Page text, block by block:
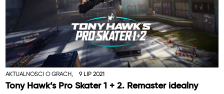
AKTUALNOŚCI O GRACH, 9 LIP 2021
Tony Hawk’s Pro Skater 1 + 2. Remaster idealny